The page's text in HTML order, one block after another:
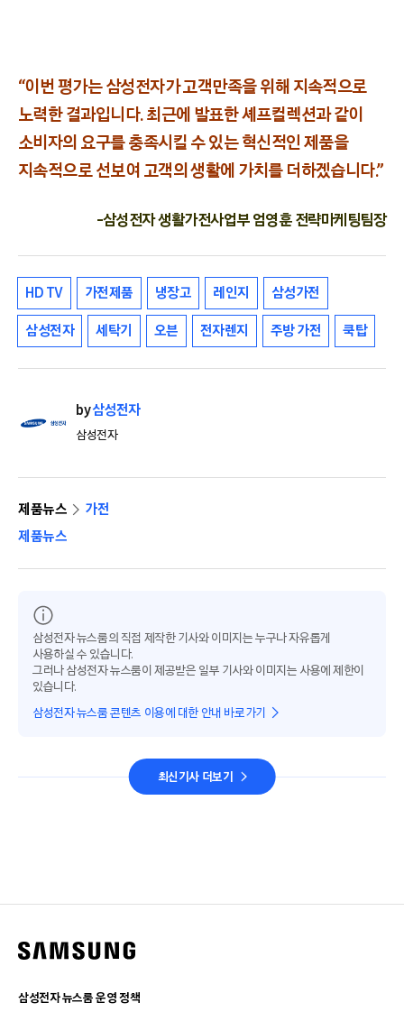
“이번 평가는 삼성전자가 고객만족을 위해 지속적으로
노력한 결과입니다. 최근에 발표한 셰프컬렉션과 같이
소비자의 요구를 충족시킬 수 있는 혁신적인 제품을
지속적으로 선보여 고객의 생활에 가치를 더하겠습니다.”
-삼성전자 생활가전사업부 엄영훈 전략마케팅팀장
HD TV 가전제품 냉장고 레인지 삼성가전
삼성전자 세탁기 오븐 전자렌지 주방 가전 쿡탑
by삼성전자
삼성전자
제품뉴스
가전
제품뉴스
삼성전자 뉴스룸의 직접 제작한 기사와 이미지는 누구나 자유롭게
사용하실 수 있습니다.
그러나 삼성전자 뉴스룸이 제공받은 일부 기사와 이미지는 사용에 제한이
있습니다.
삼성전자 뉴스룸 콘텐츠 이용에 대한 안내 바로가기
최신기사 더보기
삼성전자 뉴스룸 운영 정책